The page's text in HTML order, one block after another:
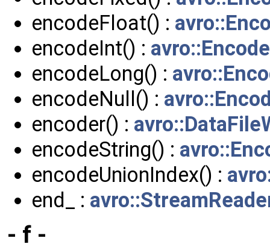
encodeFloat() :
encodeInt() :
encodeLong() :
encodeNull() :
encoder() :
encodeString() :
encodeUnionIndex() :
end_ :
- f -